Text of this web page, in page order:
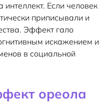
Если человек
приписывали и
Эффект гало
искажением и
в социальной
ореола